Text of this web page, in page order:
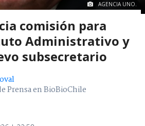
AGENCIA UNO.
comisión para
Administrativo y
subsecretario
Prensa en BioBioChile